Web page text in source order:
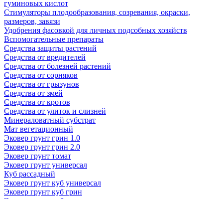
гуминовых кислот
Стимуляторы плодообразования, созревания, окраски,
размеров, завязи
Удобрения фасовкой для личных подсобных хозяйств
Вспомогательные препараты
Средства защиты растений
Средства от вредителей
Средства от болезней растений
Средства от сорняков
Средства от грызунов
Средства от змей
Средства от кротов
Средства от улиток и слизней
Минераловатный субстрат
Мат вегетационный
Эковер грунт грин 1.0
Эковер грунт грин 2.0
Эковер грунт томат
Эковер грунт универсал
Куб рассадный
Эковер грунт куб универсал
Эковер грунт куб грин